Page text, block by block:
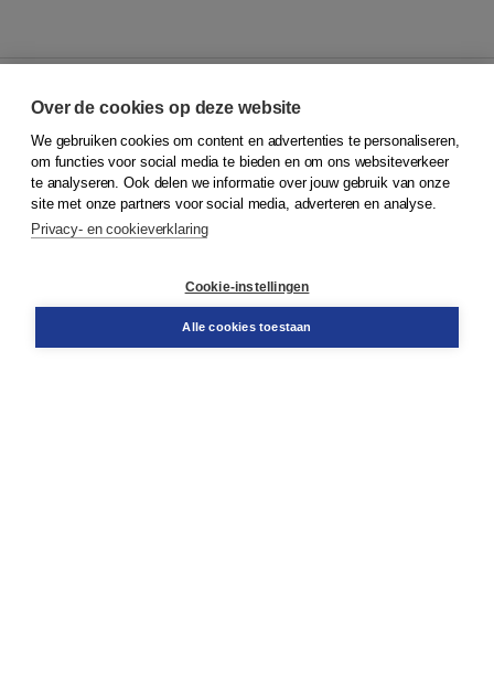
© 2026Koninklijke Boom uitgevers
Klantenservice
Service & informatie
Contact
Over de cookies op deze website
We gebruiken cookies om content en advertenties te personaliseren,
om functies voor social media te bieden en om ons websiteverkeer
te analyseren. Ook delen we informatie over jouw gebruik van onze
site met onze partners voor social media, adverteren en analyse.
Privacy- en cookieverklaring
Cookie-instellingen
Alle cookies toestaan